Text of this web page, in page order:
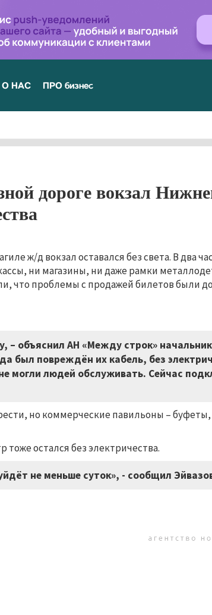
О НАС ПРО бизнес
дороге вокзал
ж/д вокзал оставался без света. В два
ни магазины, ни даже рамки
что проблемы с продажей билетов были до
– объяснил АН «Между строк»
был повреждён их кабель, без
могли людей обслуживать. Сейчас
но коммерческие павильоны –
остался без электричества.
не меньше суток», - сообщил